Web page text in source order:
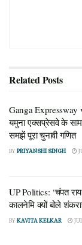
RelatedPosts
Ganga Expressway
यमुना एक्सप्रेसवे के
समझें पूरा चुनावी गणित
BYPRIYANSHI SINGH
UP Politics: ‘चंपत
कालनेमि क्यों बोले
BYKAVITA KELKAR